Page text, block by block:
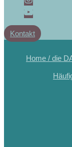
Kontakt
Home / die